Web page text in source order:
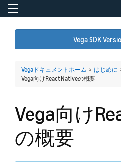
Toggle navigation
Vega SDK
Vegaドキュメントホーム > はじめに
Vega向けReact Nativeの概要
Vega向け
の概要